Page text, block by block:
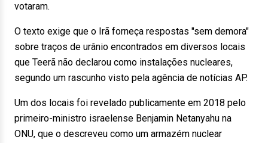
votaram.
O texto exige que o Irã forneça respostas "sem demora"
sobre traços de urânio encontrados em diversos locais
que Teerã não declarou como instalações nucleares,
segundo um rascunho visto pela agência de notícias AP.
Um dos locais foi revelado publicamente em 2018 pelo
primeiro-ministro israelense Benjamin Netanyahu na
ONU, que o descreveu como um armazém nuclear